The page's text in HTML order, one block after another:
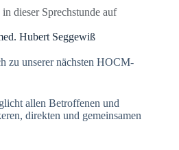
dieser Sprechstunde auf​
Hubert Seggewiß
zu unserer nächsten HOCM-
allen Betroffenen und
direkten und gemeinsamen